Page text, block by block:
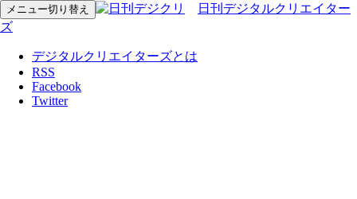
メニュー切り替え
日刊デジタルクリエイター
ズ
デジタルクリエイターズとは
RSS
Facebook
Twitter